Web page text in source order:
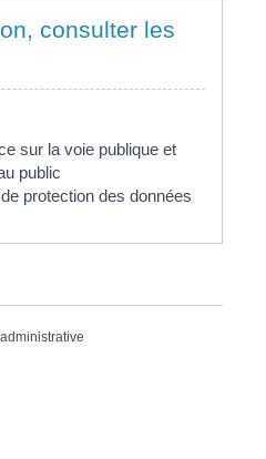
consulter les
sur la voie publique et
public
protection des données